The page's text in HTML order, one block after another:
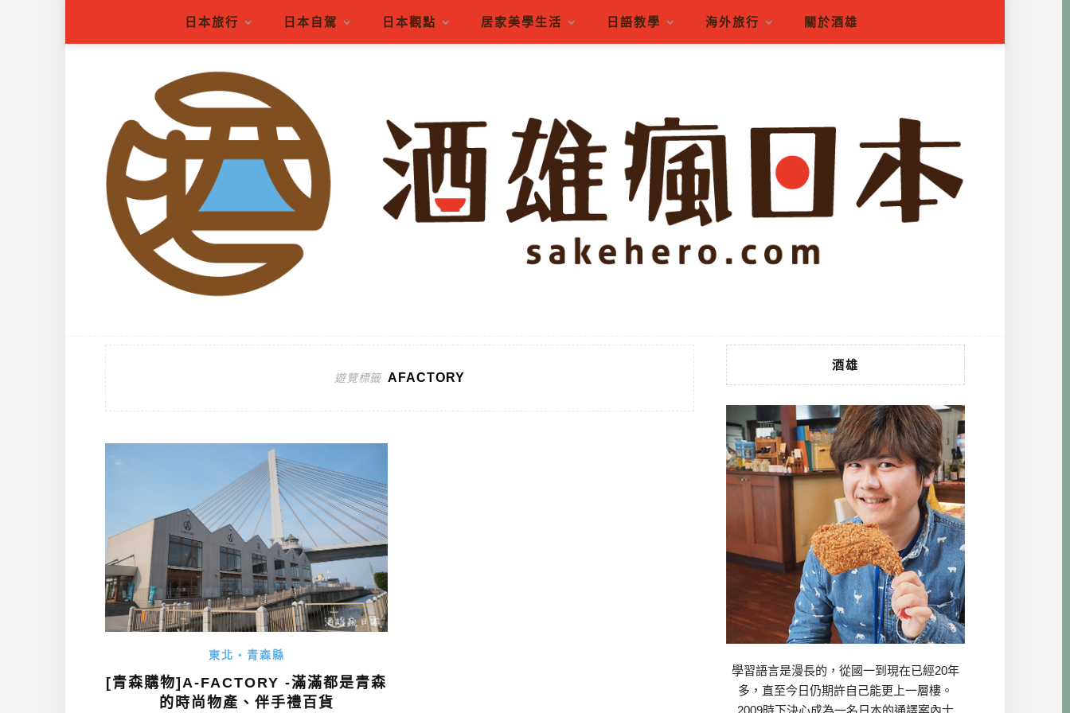
日本旅行 日本自駕 日本觀點 居家美學生活 日語教學 海外旅行 關於酒雄
遊覽標籤 AFACTORY
東北・青森縣
[青森購物]A-FACTORY -滿滿都是青森
的時尚物產、伴手禮百貨
酒雄
學習語言是漫長的，從國一到現在已經20年
多，直至今日仍期許自己能更上一層樓。
2009時下決心成為一名日本的通譯案內士